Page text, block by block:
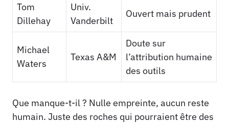
Tom
Dillehay
Univ.
Vanderbilt
Ouvert mais prudent
Michael
Waters
Texas A&M
Doute sur
l’attribution humaine
des outils
Que manque-t-il ? Nulle empreinte, aucun reste
humain. Juste des roches qui pourraient être des